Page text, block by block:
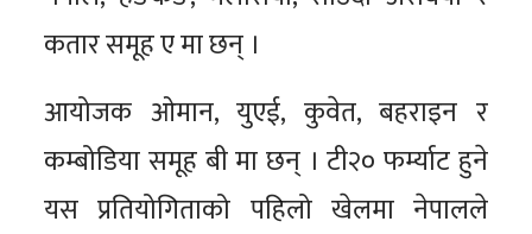
कतार समूह ए मा छन् ।
आयोजक ओमान, युएई, कुवेत, बहराइन र
कम्बोडिया समूह बी मा छन् । टी२० फर्म्याट हुने
यस प्रतियोगिताको पहिलो खेलमा नेपालले